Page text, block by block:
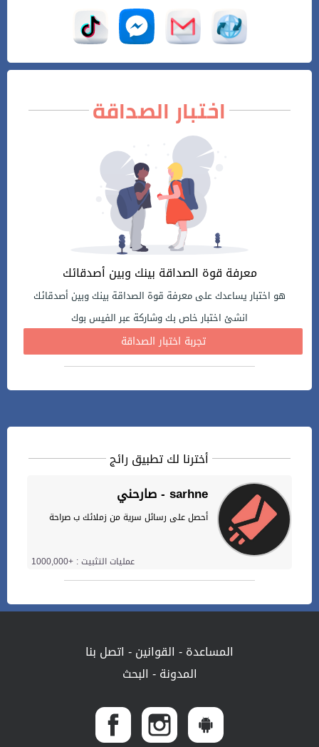
اختبار الصداقة
معرفة قوة الصداقة بينك وبين أصدقائك
هو اختبار يساعدك على معرفة قوة الصداقة بينك وبين أصدقائك
انشئ اختبار خاص بك وشاركة عبر الفيس بوك
تجربة اختبار الصداقة
أخترنا لك تطبيق رائج
صارحني - sarhne
أحصل على رسائل سرية من زملائك ب صراحة
عمليات التثبيت : +1000,000
المساعدة- القوانين- اتصل بنا
المدونة- البحث